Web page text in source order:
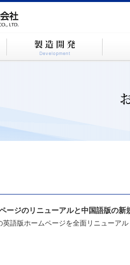
ージのリニューアルと中国語版の新
英語版ホームページを全面リニューア